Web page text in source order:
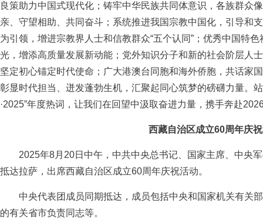
良策助力中国式现代化；铸牢中华民族共同体意识，各族群众
亲、守望相助、共同奋斗；系统推进我国宗教中国化，引导和
为引领，增进宗教界人士和信教群众“五个认同”；优秀中国特
光，增添高质量发展新动能；党外知识分子和新的社会阶层人
坚定初心锚定时代使命；广大港澳台同胞和海外侨胞，共话
彰显时代担当、迸发蓬勃生机，汇聚起同心筑梦的磅礴力量。
·2025”年度热词，让我们在回望中汲取奋进力量，携手奔赴
西藏自治区成立60周年庆
2025年8月20日中午，中共中央总书记、国家主席、中央军
抵达拉萨，出席西藏自治区成立60周年庆祝活动。
中央代表团成员同期抵达，成员包括中央和国家机关有关
的有关省市负责同志等。